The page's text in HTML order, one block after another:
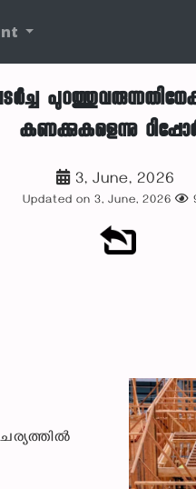
കണക്കുകളെന്നു
3, June, 2026
Updated on 3, June, 2026